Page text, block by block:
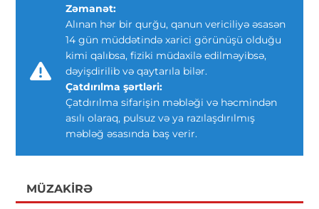
Zəmanət:
Alınan hər bir qurğu, qanun vericiliyə əsasən
14 gün müddətində xarici görünüşü olduğu
kimi qalıbsa, fiziki müdaxilə edilməyibsə,
dəyişdirilib və qaytarıla bilər.
Çatdırılma şərtləri:
Çatdırılma sifarişin məbləği və həcmindən
asılı olaraq, pulsuz və ya razılaşdırılmış
məbləğ əsasında baş verir.
MÜZAKIRƏ